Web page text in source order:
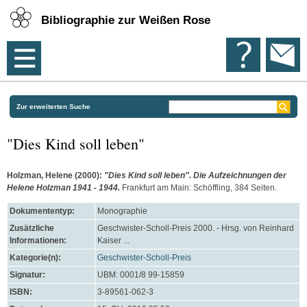
Bibliographie zur Weißen Rose
Zur erweiterten Suche
"Dies Kind soll leben"
Holzman, Helene (2000): "Dies Kind soll leben". Die Aufzeichnungen der
Helene Holzman 1941 - 1944. Frankfurt am Main: Schöffling, 384 Seiten.
Dokumententyp:
Monographie
Zusätzliche
Informationen:
Geschwister-Scholl-Preis 2000. - Hrsg. von Reinhard
Kaiser ...
Kategorie(n):
Geschwister-Scholl-Preis
Signatur:
UBM: 0001/8 99-15859
ISBN:
3-89561-062-3